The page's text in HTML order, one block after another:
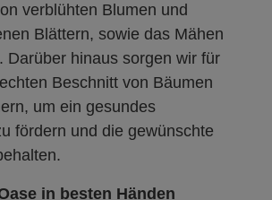
verblühten Blumen und
Blättern, sowie das Mähen
Darüber hinaus sorgen wir für
Beschnitt von Bäumen
um ein gesundes
fördern und die gewünschte
in besten Händen